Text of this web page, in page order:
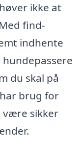
ikke at
find-
indhente
du skal på
brug for
være sikker